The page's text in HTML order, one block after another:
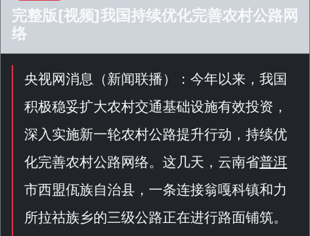
完整版[视频]我国持续优化完善农村公路网
络
央视网消息（新闻联播）：今年以来，我国
积极稳妥扩大农村交通基础设施有效投资，
深入实施新一轮农村公路提升行动，持续优
化完善农村公路网络。这几天，云南省普洱
市西盟佤族自治县，一条连接翁嘎科镇和力
所拉祜族乡的三级公路正在进行路面铺筑。